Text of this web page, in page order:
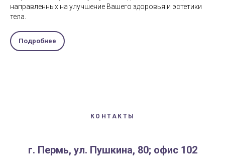
направленных на улучшение Вашего здоровья и эстетики
тела.
Подробнее
КОНТАКТЫ
г. Пермь, ул. Пушкина, 80; офис 102